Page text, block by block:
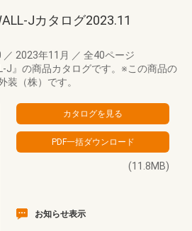
Jカタログ2023.11
／ 2023年11月 ／ 全40ページ
J』の商品カタログです。※この商品の
装（株）です。
(11.8MB)
お知らせ表示